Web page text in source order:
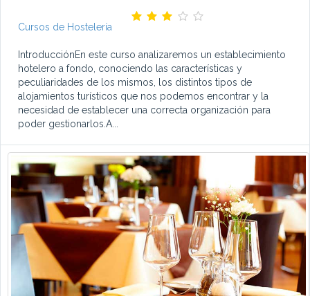
Cursos de Hostelería
IntroducciónEn este curso analizaremos un establecimiento
hotelero a fondo, conociendo las características y
peculiaridades de los mismos, los distintos tipos de
alojamientos turísticos que nos podemos encontrar y la
necesidad de establecer una correcta organización para
poder gestionarlos.A...